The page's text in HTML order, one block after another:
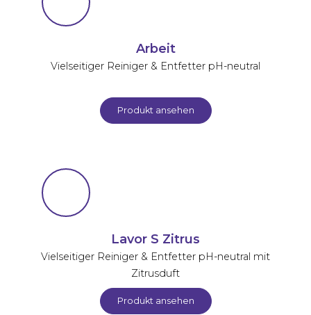
Arbeit
Vielseitiger Reiniger & Entfetter pH-neutral
Produkt ansehen
Lavor S Zitrus
Vielseitiger Reiniger & Entfetter pH-neutral mit
Zitrusduft
Produkt ansehen